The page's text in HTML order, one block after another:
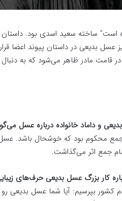
است” ساخته سعید اسدی بود. داستان
بدیعی در داستان پیوند اعضا قرار
قامت مادر ظاهر می‌شود که به
و داماد خانواده درباره عسل
محکوم بود که خوشحال باشد. عسل
جمع اثر می‌گذاشت.
کار بزرگ عسل بدیعی حرف‌های
کشور بپرسیم: آیا شما عسل بدیعی